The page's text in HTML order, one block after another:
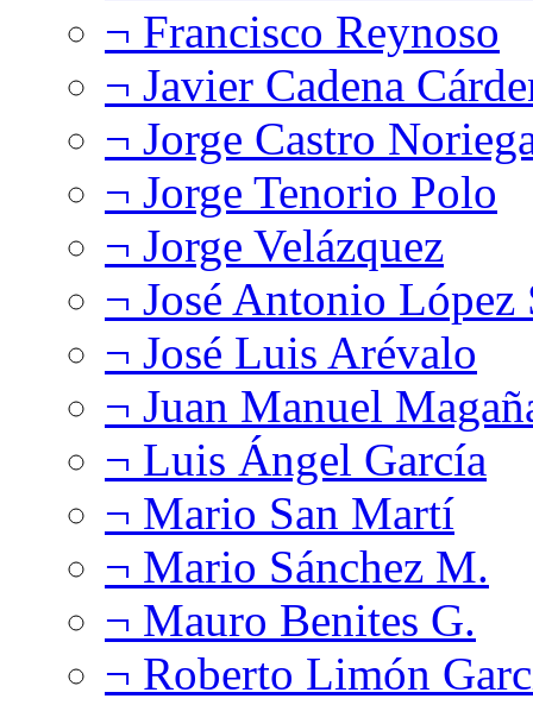
¬ Francisco Reynoso
¬ Javier Cadena
¬ Jorge Castro
¬ Jorge Tenorio Polo
¬ Jorge Velázquez
¬ José Antonio López
¬ José Luis Arévalo
¬ Juan Manuel
¬ Luis Ángel García
¬ Mario San Martí
¬ Mario Sánchez M.
¬ Mauro Benites G.
¬ Roberto Limón